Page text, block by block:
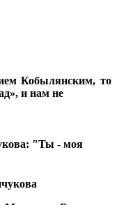
Кобылянским, то
и нам не
"Ты - моя